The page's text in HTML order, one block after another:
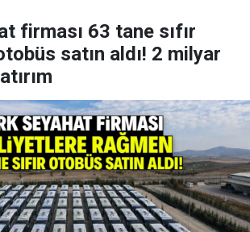
firması 63 tane sıfır
satın aldı! 2 milyar